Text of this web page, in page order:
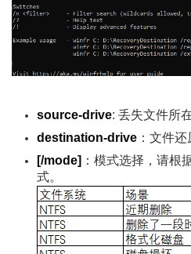
source-drive: 丢失文件所
destination-drive ：文件
[/mode] ：模式选择，请根
式。